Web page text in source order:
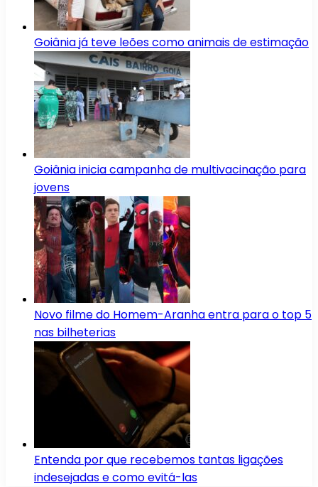
Goiânia já teve leões como animais de estimação
Goiânia inicia campanha de multivacinação para
jovens
Novo filme do Homem-Aranha entra para o top 5
nas bilheterias
Entenda por que recebemos tantas ligações
indesejadas e como evitá-las